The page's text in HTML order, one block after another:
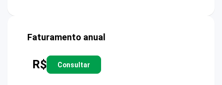
Faturamento anual
R$ Consultar